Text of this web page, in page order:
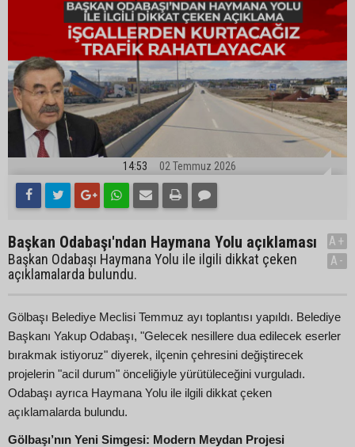
14:53 02 Temmuz 2026
Başkan Odabaşı'ndan Haymana Yolu açıklaması
Başkan Odabaşı Haymana Yolu ile ilgili dikkat çeken
açıklamalarda bulundu.
A+
A-
Gölbaşı Belediye Meclisi Temmuz ayı toplantısı yapıldı. Belediye
Başkanı Yakup Odabaşı, "Gelecek nesillere dua edilecek eserler
bırakmak istiyoruz" diyerek, ilçenin çehresini değiştirecek
projelerin "acil durum" önceliğiyle yürütüleceğini vurguladı.
Odabaşı ayrıca Haymana Yolu ile ilgili dikkat çeken
açıklamalarda bulundu.
Gölbaşı’nın Yeni Simgesi: Modern Meydan Projesi